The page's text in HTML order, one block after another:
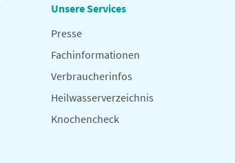
Unsere Services
Presse
Fachinformationen
Verbraucherinfos
Heilwasserverzeichnis
Knochencheck